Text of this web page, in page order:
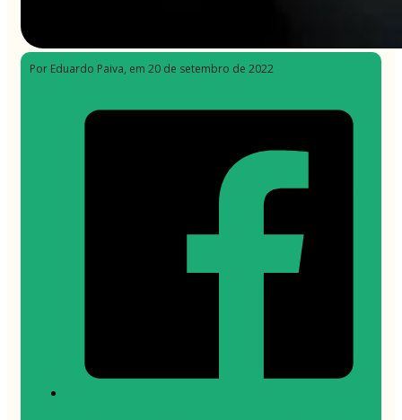
Por Eduardo Paiva, em 20 de setembro de 2022